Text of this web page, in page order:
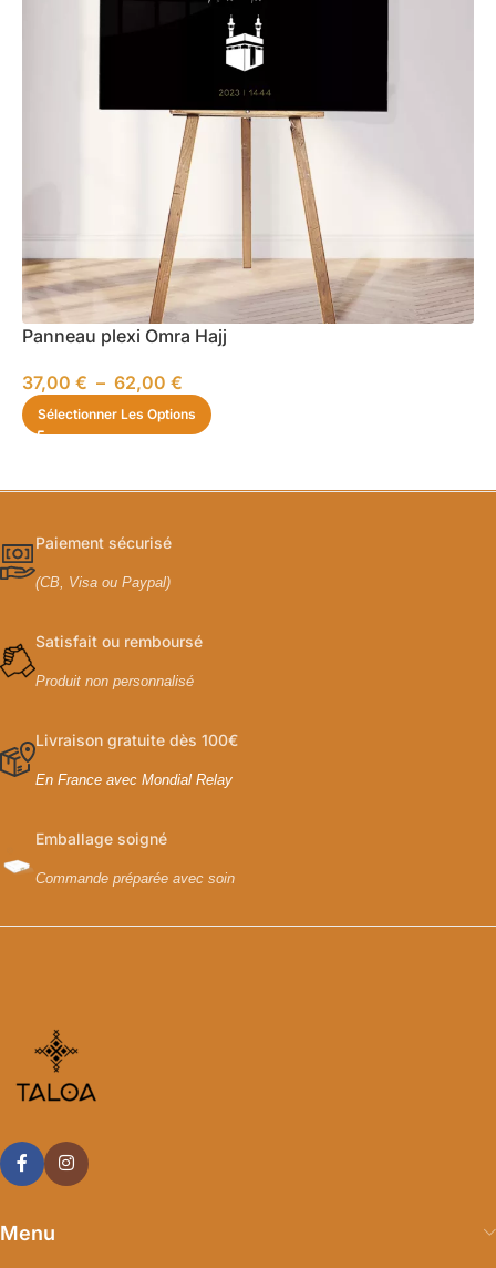
Panneau plexi Omra Hajj
37,00 € – 62,00 €
Sélectionner Les Options
Paiement sécurisé
(CB, Visa ou Paypal)
Satisfait ou remboursé
Produit non personnalisé
Livraison gratuite dès 100€
En France avec Mondial Relay
Emballage soigné
Commande préparée avec soin
Menu